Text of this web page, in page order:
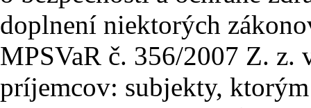
doplnení niektorých
MPSVaR č. 356/2007 Z. z.
príjemcov: subjekty,